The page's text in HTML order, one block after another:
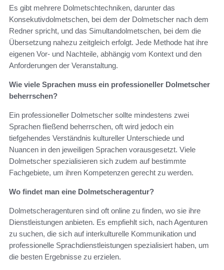
Es gibt mehrere Dolmetschtechniken, darunter das
Konsekutivdolmetschen, bei dem der Dolmetscher nach dem
Redner spricht, und das Simultandolmetschen, bei dem die
Übersetzung nahezu zeitgleich erfolgt. Jede Methode hat ihre
eigenen Vor- und Nachteile, abhängig vom Kontext und den
Anforderungen der Veranstaltung.
Wie viele Sprachen muss ein professioneller Dolmetscher
beherrschen?
Ein professioneller Dolmetscher sollte mindestens zwei
Sprachen fließend beherrschen, oft wird jedoch ein
tiefgehendes Verständnis kultureller Unterschiede und
Nuancen in den jeweiligen Sprachen vorausgesetzt. Viele
Dolmetscher spezialisieren sich zudem auf bestimmte
Fachgebiete, um ihren Kompetenzen gerecht zu werden.
Wo findet man eine Dolmetscheragentur?
Dolmetscheragenturen sind oft online zu finden, wo sie ihre
Dienstleistungen anbieten. Es empfiehlt sich, nach Agenturen
zu suchen, die sich auf interkulturelle Kommunikation und
professionelle Sprachdienstleistungen spezialisiert haben, um
die besten Ergebnisse zu erzielen.